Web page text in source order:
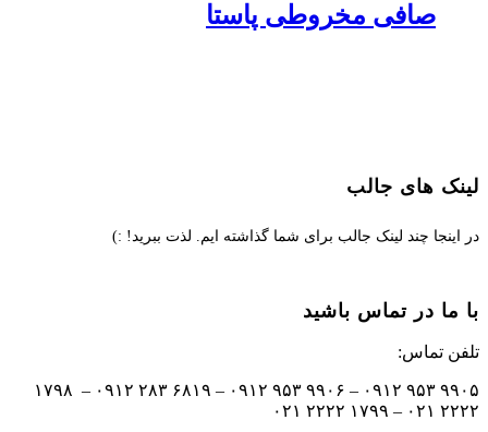
صافی مخروطی پاستا
لینک های جالب
در اینجا چند لینک جالب برای شما گذاشته ایم. لذت ببرید! :)
با ما در تماس باشید
تلفن تماس:
۹۹۰۵ ۹۵۳ ۰۹۱۲ – ۹۹۰۶ ۹۵۳ ۰۹۱۲ – ۶۸۱۹ ۲۸۳ ۰۹۱۲ – ۱۷۹۸
۲۲۲۲ ۰۲۱ – ۱۷۹۹ ۲۲۲۲ ۰۲۱